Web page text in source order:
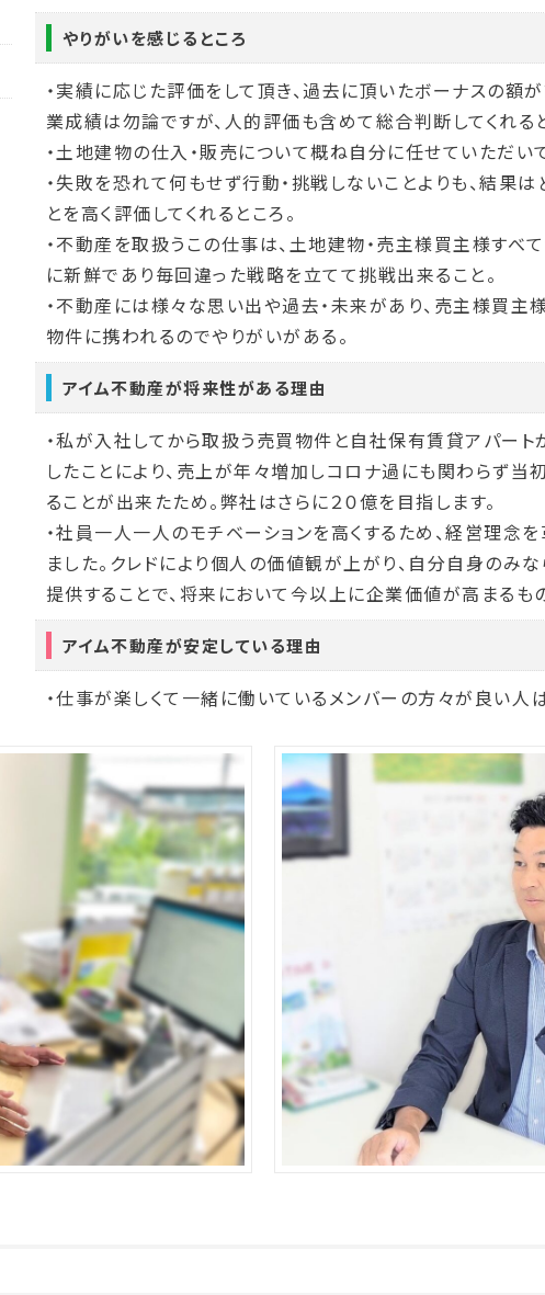
やりがいを感じるところ
・実績に応じた評価をして頂き、過去に頂いたボーナスの額
業成績は勿論ですが、人的評価も含めて総合判断してくれる
・土地建物の仕入・販売について概ね自分に任せていただい
・失敗を恐れて何もせず行動・挑戦しないことよりも、結果
とを高く評価してくれるところ。
・不動産を取扱うこの仕事は、土地建物・売主様買主様すべ
に新鮮であり毎回違った戦略を立てて挑戦出来ること。
・不動産には様々な思い出や過去・未来があり、売主様買主
物件に携われるのでやりがいがある。
アイム不動産が将来性がある理由
・私が入社してから取扱う売買物件と自社保有賃貸アパート
したことにより、売上が年々増加しコロナ過にも関わらず当
ることが出来たため。弊社はさらに２０億を目指します。
・社員一人一人のモチベーションを高くするため、経営理念
ました。クレドにより個人の価値観が上がり、自分自身のみ
提供することで、将来において今以上に企業価値が高まるも
アイム不動産が安定している理由
・仕事が楽しくて一緒に働いているメンバーの方々が良い人